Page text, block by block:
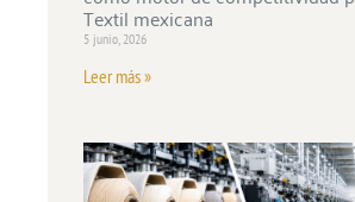
Textil mexicana
5 junio, 2026
Leer más »